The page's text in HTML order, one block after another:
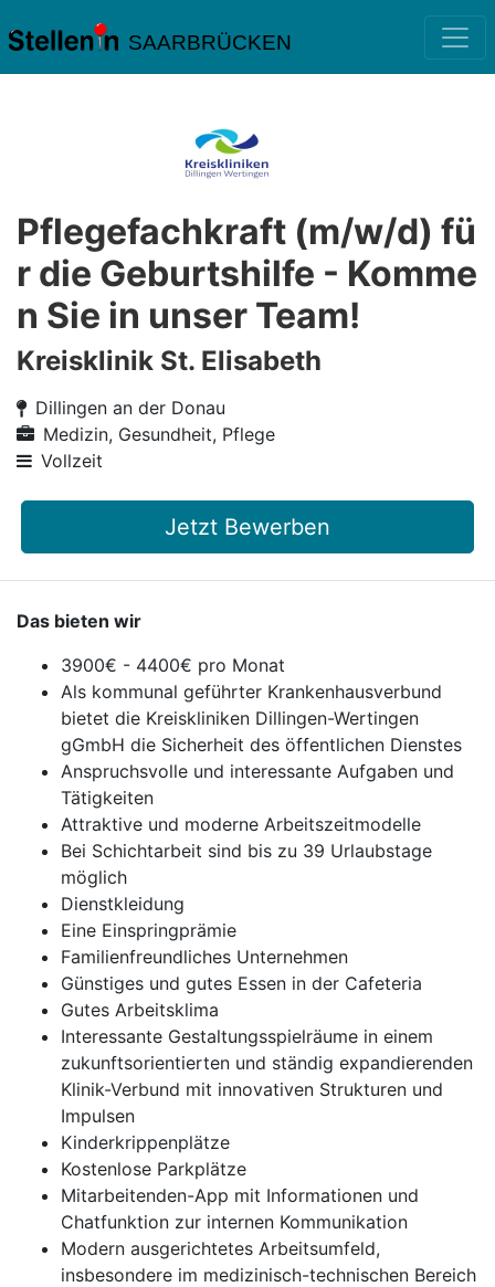
SAARBRÜCKEN
Pflegefachkraft (m/w/d) fü
r die Geburtshilfe - Komme
n Sie in unser Team!
Kreisklinik St. Elisabeth
Dillingen an der Donau
Medizin, Gesundheit, Pflege
Vollzeit
Jetzt Bewerben
Das bieten wir
3900€ - 4400€ pro Monat
Als kommunal geführter Krankenhausverbund
bietet die Kreiskliniken Dillingen-Wertingen
gGmbH die Sicherheit des öffentlichen Dienstes
Anspruchsvolle und interessante Aufgaben und
Tätigkeiten
Attraktive und moderne Arbeitszeitmodelle
Bei Schichtarbeit sind bis zu 39 Urlaubstage
möglich
Dienstkleidung
Eine Einspringprämie
Familienfreundliches Unternehmen
Günstiges und gutes Essen in der Cafeteria
Gutes Arbeitsklima
Interessante Gestaltungsspielräume in einem
zukunftsorientierten und ständig expandierenden
Klinik-Verbund mit innovativen Strukturen und
Impulsen
Kinderkrippenplätze
Kostenlose Parkplätze
Mitarbeitenden-App mit Informationen und
Chatfunktion zur internen Kommunikation
Modern ausgerichtetes Arbeitsumfeld,
insbesondere im medizinisch-technischen Bereich